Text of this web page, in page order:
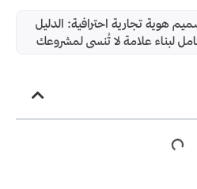
هوية تجارية احترافية: الدليل
لبناء علامة لا تُنسى لمشروعك